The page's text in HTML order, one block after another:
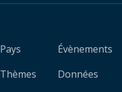
Pays
Thèmes
Évènements
Données